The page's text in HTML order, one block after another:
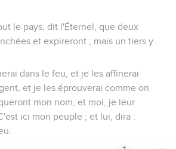
le pays, dit l'Éternel, que deux
et expireront ; mais un tiers y
dans le feu, et je les affinerai
et je les éprouverai comme on
mon nom, et moi, je leur
ici mon peuple ; et lui, dira :